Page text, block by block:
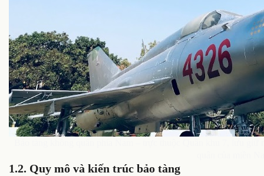
1.2. Quy mô và kiến trúc bảo tàng